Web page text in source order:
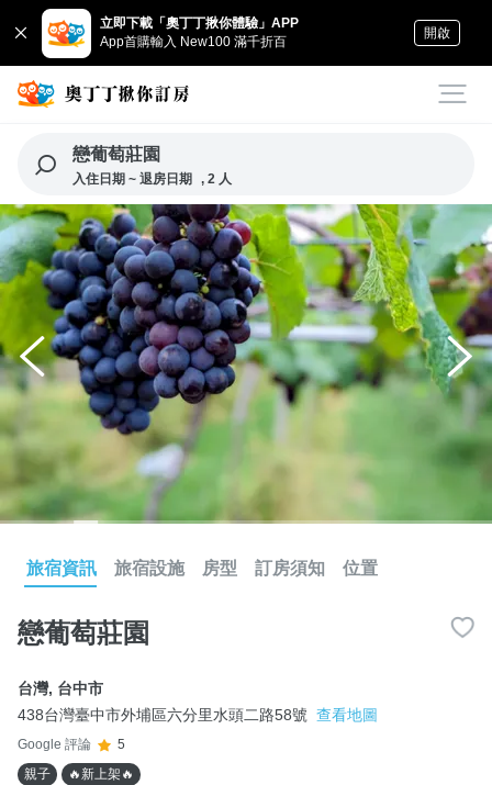
立即下載「奧丁丁揪你體驗」APP
App首購輸入 New100 滿千折百
開啟
戀葡萄莊園
入住日期 ~ 退房日期 , 2 人
旅宿資訊 旅宿設施 房型 訂房須知 位置
戀葡萄莊園
台灣, 台中市
438台灣臺中市外埔區六分里水頭二路58號 查看地圖
Google 評論
5
親子
🔥新上架🔥